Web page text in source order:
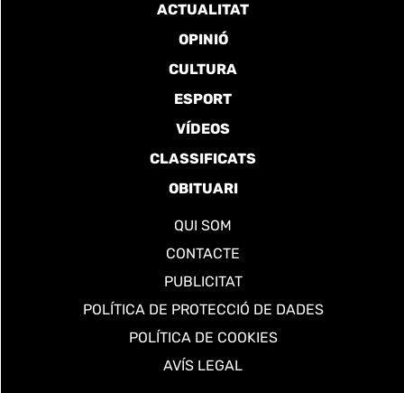
ACTUALITAT
OPINIÓ
CULTURA
ESPORT
VÍDEOS
CLASSIFICATS
OBITUARI
QUI SOM
CONTACTE
PUBLICITAT
POLÍTICA DE PROTECCIÓ DE DADES
POLÍTICA DE COOKIES
AVÍS LEGAL